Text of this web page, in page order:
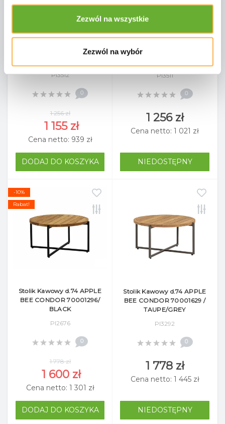
Zezwól na wszystkie
Zezwól na wybór
BEE CONDOR 70001297 /
Pl3512
0
1 256 zł
1 155 zł
Cena netto: 939 zł
DODAJ DO KOSZYKA
BEE CONDOR 70001630 /
Pl3511
0
1 256 zł
Cena netto: 1 021 zł
NIEDOSTĘPNY
-10%
Rabat!
Stolik Kawowy d.74 APPLE
BEE CONDOR 70001296/
BLACK
Pl2676
0
1 778 zł
1 600 zł
Cena netto: 1 301 zł
DODAJ DO KOSZYKA
Stolik Kawowy d.74 APPLE
BEE CONDOR 70001629 /
TAUPE/GREY
Pl3292
0
1 778 zł
Cena netto: 1 445 zł
NIEDOSTĘPNY